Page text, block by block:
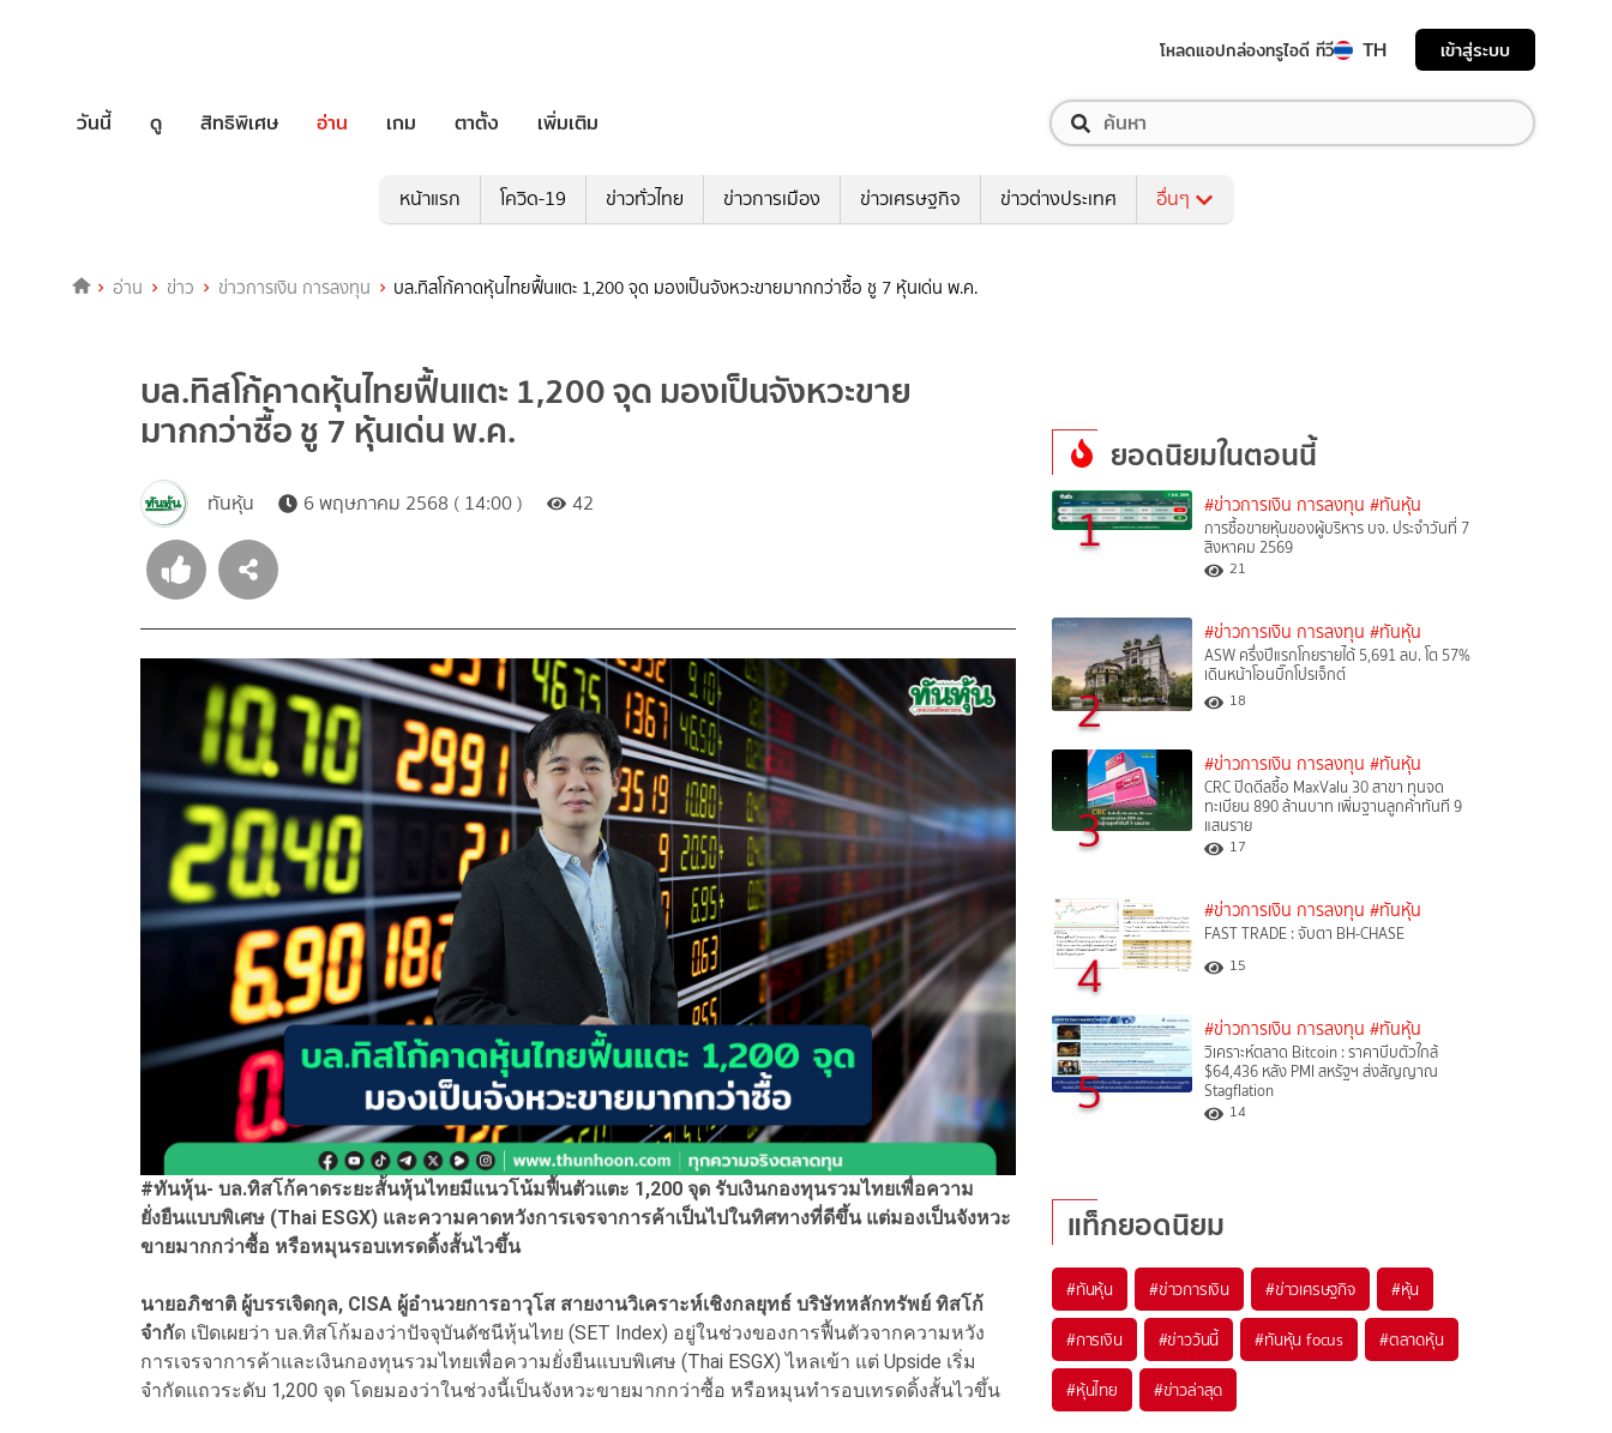
โหลดแอปกล่องทรูไอดี ทีวี TH เข้าสู่ระบบ
วันนี้ ดู สิทธิพิเศษ อ่าน เกม ตาตั้ง เพิ่มเติม
หน้าแรก โควิด-19 ข่าวทั่วไทย ข่าวการเมือง ข่าวเศรษฐกิจ ข่าวต่างประเทศ อื่นๆ
อ่าน ข่าว ข่าวการเงิน การลงทุน บล.ทิสโก้คาดหุ้นไทยฟื้นแตะ 1,200 จุด มองเป็นจังหวะขายมากกว่าซื้อ ชู 7 หุ้นเด่น พ.ค.
บล.ทิสโก้คาดหุ้นไทยฟื้นแตะ 1,200 จุด มองเป็นจังหวะขาย
มากกว่าซื้อ ชู 7 หุ้นเด่น พ.ค.
ทันหุ้น 6 พฤษภาคม 2568 ( 14:00 ) 42
#ทันหุ้น- บล.ทิสโก้คาดระยะสั้นหุ้นไทยมีแนวโน้มฟื้นตัวแตะ 1,200 จุด รับเงินกองทุนรวมไทยเพื่อความ
ยั่งยืนแบบพิเศษ (Thai ESGX) และความคาดหวังการเจรจาการค้าเป็นไปในทิศทางที่ดีขึ้น แต่มองเป็นจังหวะ
ขายมากกว่าซื้อ หรือหมุนรอบเทรดดิ้งสั้นไวขึ้น
นายอภิชาติ ผู้บรรเจิดกุล, CISA ผู้อำนวยการอาวุโส สายงานวิเคราะห์เชิงกลยุทธ์ บริษัทหลักทรัพย์ ทิสโก้
จำกัด เปิดเผยว่า บล.ทิสโก้มองว่าปัจจุบันดัชนีหุ้นไทย (SET Index) อยู่ในช่วงของการฟื้นตัวจากความหวัง
การเจรจาการค้าและเงินกองทุนรวมไทยเพื่อความยั่งยืนแบบพิเศษ (Thai ESGX) ไหลเข้า แต่ Upside เริ่ม
จำกัดแถวระดับ 1,200 จุด โดยมองว่าในช่วงนี้เป็นจังหวะขายมากกว่าซื้อ หรือหมุนทำรอบเทรดดิ้งสั้นไวขึ้น
ยอดนิยมในตอนนี้
1 #ข่าวการเงิน การลงทุน #ทันหุ้น
การซื้อขายหุ้นของผู้บริหาร บจ. ประจำวันที่ 7
สิงหาคม 2569
21
2
#ข่าวการเงิน การลงทุน #ทันหุ้น
ASW ครึ่งปีแรกโกยรายได้ 5,691 ลบ. โต 57%
เดินหน้าโอนบิ๊กโปรเจ็กต์
18
3
#ข่าวการเงิน การลงทุน #ทันหุ้น
CRC ปิดดีลซื้อ MaxValu 30 สาขา ทุนจด
ทะเบียน 890 ล้านบาท เพิ่มฐานลูกค้าทันที 9
แสนราย
17
4
#ข่าวการเงิน การลงทุน #ทันหุ้น
FAST TRADE : จับตา BH-CHASE
15
5
#ข่าวการเงิน การลงทุน #ทันหุ้น
วิเคราะห์ตลาด Bitcoin : ราคาบีบตัวใกล้
$64,436 หลัง PMI สหรัฐฯ ส่งสัญญาณ
Stagflation
14
แท็กยอดนิยม
#ทันหุ้น #ข่าวการเงิน #ข่าวเศรษฐกิจ #หุ้น
#การเงิน #ข่าววันนี้ #ทันหุ้น focus #ตลาดหุ้น
#หุ้นไทย #ข่าวล่าสุด